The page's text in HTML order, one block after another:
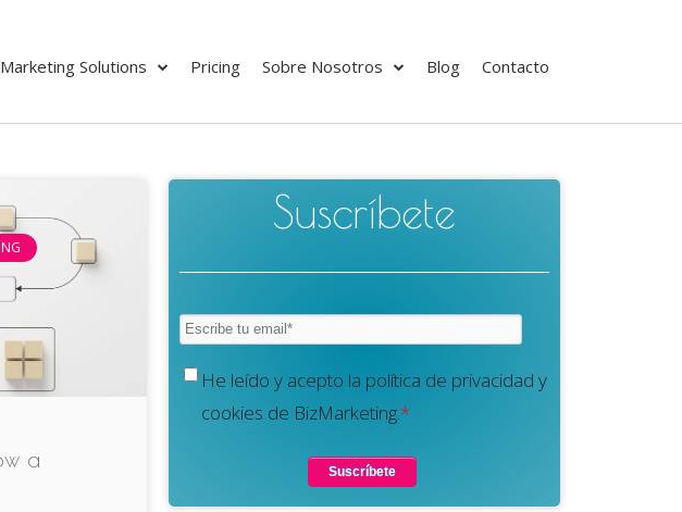
Marketing Solutions Pricing Sobre Nosotros Blog Contacto
a
Suscríbete
He leído y acepto la política de privacidad y
cookies de BizMarketing.*